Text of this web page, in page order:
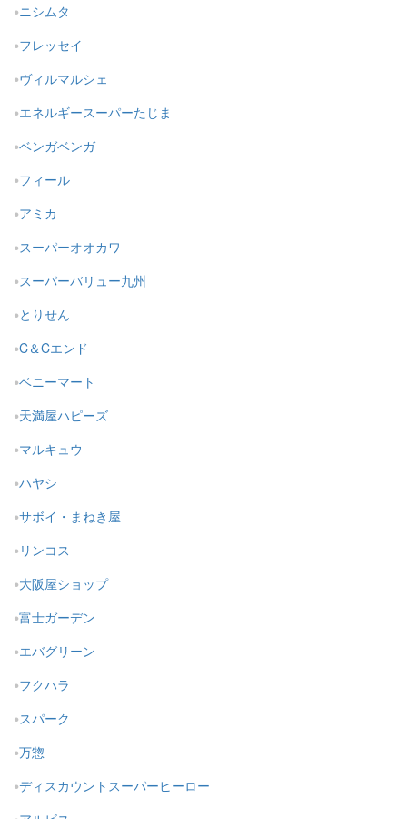
ニシムタ
フレッセイ
ヴィルマルシェ
エネルギースーパーたじま
ベンガベンガ
フィール
アミカ
スーパーオオカワ
スーパーバリュー九州
とりせん
C＆Cエンド
ベニーマート
天満屋ハピーズ
マルキュウ
ハヤシ
サボイ・まねき屋
リンコス
大阪屋ショップ
富士ガーデン
エバグリーン
フクハラ
スパーク
万惣
ディスカウントスーパーヒーロー